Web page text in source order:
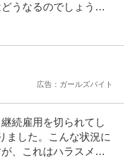
うなるのでしょう
広告：ガールズバイト
続雇用を切られてし
ました。こんな状況に
、これはハラスメン